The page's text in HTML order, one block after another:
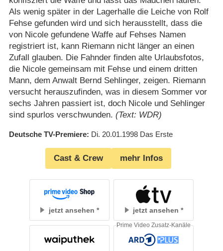
Als wenig später in der Lagerhalle die Leiche von Rolf
Fehse gefunden wird und sich herausstellt, dass die
von Nicole gefundene Waffe auf Fehses Namen
registriert ist, kann Riemann nicht länger an einen
Zufall glauben. Die Fahnder finden alte Urlaubsfotos,
die Nicole gemeinsam mit Fehse und einem dritten
Mann, dem Anwalt Bernd Sehlinger, zeigen. Riemann
versucht herauszufinden, was in diesem Sommer vor
sechs Jahren passiert ist, doch Nicole und Sehlinger
sind spurlos verschwunden. (Text: WDR)
Deutsche TV-Premiere Di. 20.01.1998 Das Erste
Cast & Crew mehr Infos
jetzt ansehen jetzt ansehen
Prime Video Zusatz-Kanäle